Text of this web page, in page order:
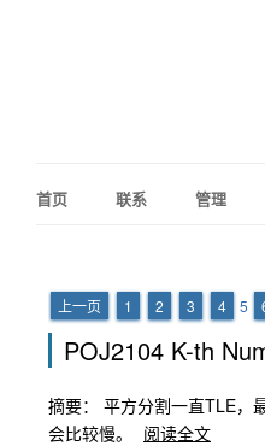
首页 联系 管理
上一页 1 2 3 4 5
POJ2104 K-th
摘要： 平方分割一直TLE，
会比较慢。
阅读全文